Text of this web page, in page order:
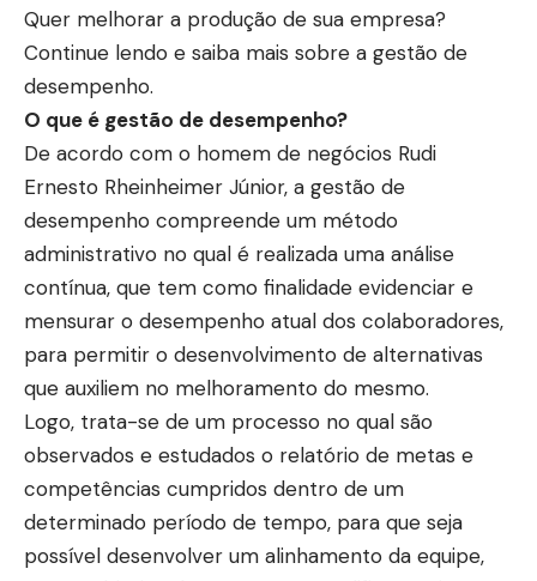
Quer melhorar a produção de sua empresa?
Continue lendo e saiba mais sobre a gestão de
desempenho.
O que é gestão de desempenho?
De acordo com o homem de negócios Rudi
Ernesto Rheinheimer Júnior, a gestão de
desempenho compreende um método
administrativo no qual é realizada uma análise
contínua, que tem como finalidade evidenciar e
mensurar o desempenho atual dos colaboradores,
para permitir o desenvolvimento de alternativas
que auxiliem no melhoramento do mesmo.
Logo, trata-se de um processo no qual são
observados e estudados o relatório de metas e
competências cumpridos dentro de um
determinado período de tempo, para que seja
possível desenvolver um alinhamento da equipe,